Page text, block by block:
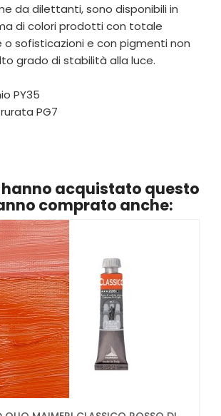
da dilettanti, sono disponibili in
di colori prodotti con totale
o sofisticazioni e con pigmenti non
grado di stabilità alla luce.
PY35
PG7
hanno acquistato questo
comprato anche: